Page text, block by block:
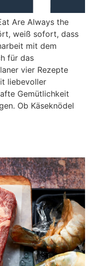
Are Always the
weiß sofort, dass
mit dem
für das
vier Rezepte
liebevoller
Gemütlichkeit
Ob Käseknödel